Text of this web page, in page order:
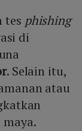
tes phishing
di
. Selain itu,
atau